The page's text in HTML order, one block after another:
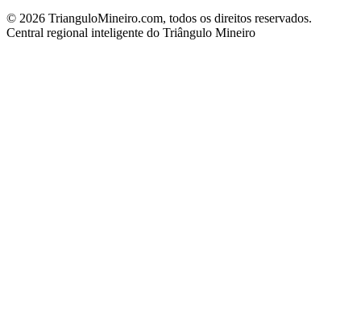
© 2026 TrianguloMineiro.com, todos os direitos reservados.
Central regional inteligente do Triângulo Mineiro